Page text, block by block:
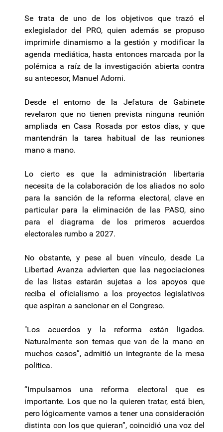
Se trata de uno de los objetivos que trazó el
exlegislador del PRO, quien además se propuso
imprimirle dinamismo a la gestión y modificar la
agenda mediática, hasta entonces marcada por la
polémica a raíz de la investigación abierta contra
su antecesor, Manuel Adorni.
Desde el entorno de la Jefatura de Gabinete
revelaron que no tienen prevista ninguna reunión
ampliada en Casa Rosada por estos días, y que
mantendrán la tarea habitual de las reuniones
mano a mano.
Lo cierto es que la administración libertaria
necesita de la colaboración de los aliados no solo
para la sanción de la reforma electoral, clave en
particular para la eliminación de las PASO, sino
para el diagrama de los primeros acuerdos
electorales rumbo a 2027.
No obstante, y pese al buen vínculo, desde La
Libertad Avanza advierten que las negociaciones
de las listas estarán sujetas a los apoyos que
reciba el oficialismo a los proyectos legislativos
que aspiran a sancionar en el Congreso.
"Los acuerdos y la reforma están ligados.
Naturalmente son temas que van de la mano en
muchos casos”, admitió un integrante de la mesa
política.
“Impulsamos una reforma electoral que es
importante. Los que no la quieren tratar, está bien,
pero lógicamente vamos a tener una consideración
distinta con los que quieran”, coincidió una voz del